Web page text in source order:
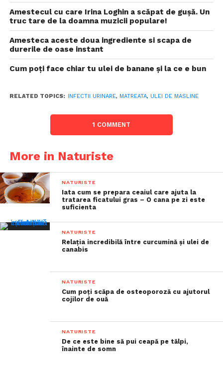
Amestecul cu care Irina Loghin a scăpat de gușă. Un
truc tare de la doamna muzicii populare!
Amesteca aceste doua ingrediente si scapa de
durerile de oase instant
Cum poți face chiar tu ulei de banane și la ce e bun
RELATED TOPICS: INFECTII URINARE, MATREATA, ULEI DE MASLINE
1 COMMENT
More in Naturiste
NATURISTE
Iata cum se prepara ceaiul care ajuta la
tratarea ficatului gras – O cana pe zi este
suficienta
NATURISTE
Relația incredibilă între curcumină și ulei de
canabis
NATURISTE
Cum poți scăpa de osteoporoză cu ajutorul
cojilor de ouă
NATURISTE
De ce este bine să pui ceapă pe tălpi,
înainte de somn